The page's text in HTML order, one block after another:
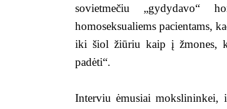
sovietmečiu „gydydavo“
homoseksualiems pacientams,
iki šiol žiūriu kaip į žmones,
padėti“.
Interviu ėmusiai mokslininkei,